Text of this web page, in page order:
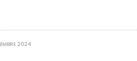
2024